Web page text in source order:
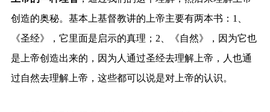
创造的奥秘。基本上基督教讲的上帝主要有两本书：1、
《圣经》，它里面是启示的真理；2、《自然》，因为它也
是上帝创造出来的，因为人通过圣经去理解上帝，人也通
过自然去理解上帝，这些都可以说是对上帝的认识。